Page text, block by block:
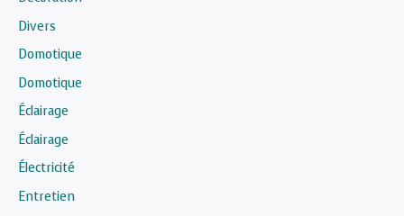
Divers
Domotique
Domotique
Éclairage
Éclairage
Électricité
Entretien